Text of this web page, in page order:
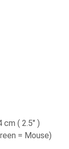
cm ( 2.5" )
= Mouse)